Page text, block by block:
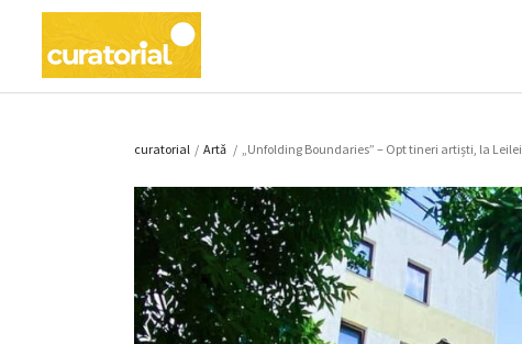
curatorial / Artǎ / „Unfolding Boundaries” – Opt tineri artiști, la Leilei